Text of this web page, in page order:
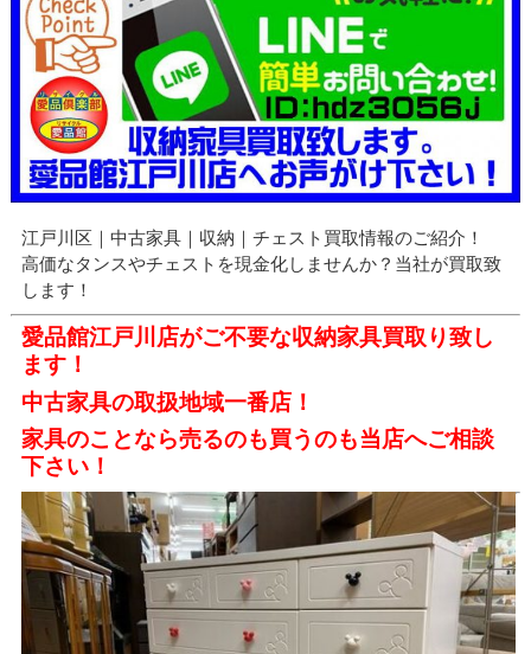
江戸川区｜中古家具｜収納｜チェスト買取情報のご紹介！
高価なタンスやチェストを現金化しませんか？当社が買取致
します！
愛品館江戸川店がご不要な収納家具買取り致し
ます！
中古家具の取扱地域一番店！
家具のことなら売るのも買うのも当店へご相談
下さい！